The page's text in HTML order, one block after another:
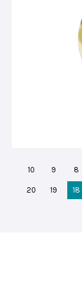
8
9
10
18
19
20